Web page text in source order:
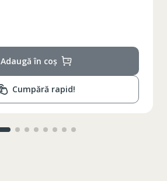
Adaugă în coș
Cumpără rapid!